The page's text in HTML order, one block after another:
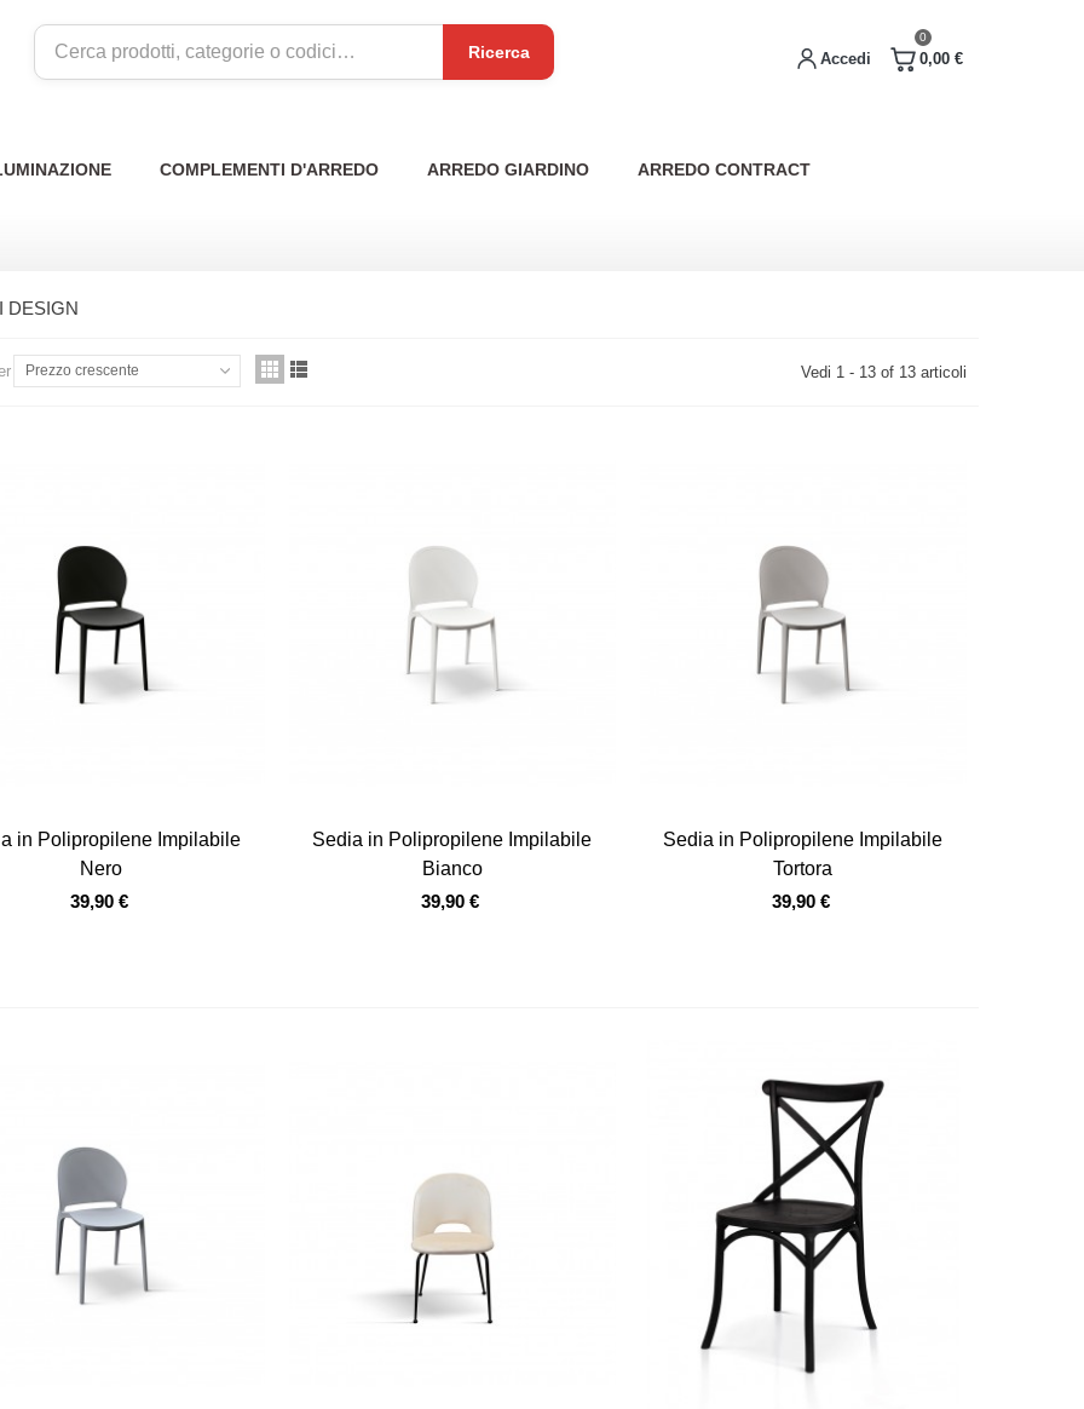
0
0,00 €
Accedi
Ricerca
COMPLEMENTI D'ARREDO ARREDO GIARDINO ARREDO CONTRACT
DESIGN
Prezzo crescente Vedi 1 - 13 of 13 articoli
Vista veloce
in Polipropilene Impilabile
Nero
39,90 €
Vista veloce
Sedia in Polipropilene Impilabile
Bianco
39,90 €
Vista veloce
Sedia in Polipropilene Impilabile
Tortora
39,90 €